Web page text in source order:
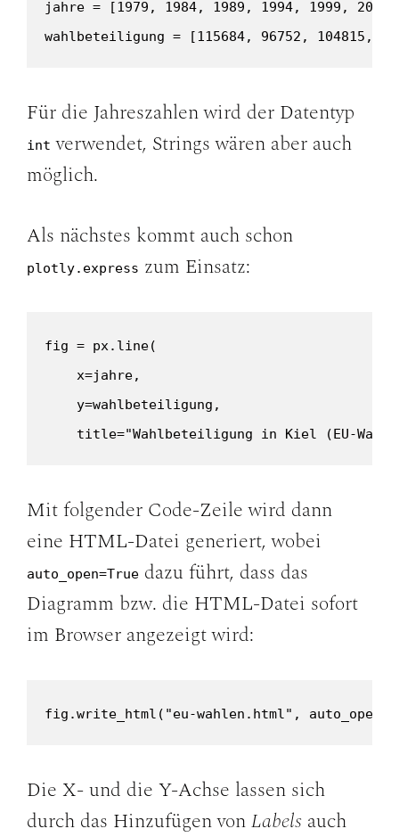
jahre = [1979, 1984, 1989, 1994, 1999,
wahlbeteiligung = [115684, 96752, 104815,
Für die Jahreszahlen wird der Datentyp
int verwendet, Strings wären aber auch
möglich.
Als nächstes kommt auch schon
plotly.express zum Einsatz:
fig = px.line(
    x=jahre,
    y=wahlbeteiligung,
title="Wahlbeteiligung in Kiel (EU-
Mit folgender Code-Zeile wird dann
eine HTML-Datei generiert, wobei
auto_open=True dazu führt, dass das
Diagramm bzw. die HTML-Datei sofort
im Browser angezeigt wird:
fig.write_html("eu-wahlen.html",
Die X- und die Y-Achse lassen sich
durch das Hinzufügen vonLabels auch